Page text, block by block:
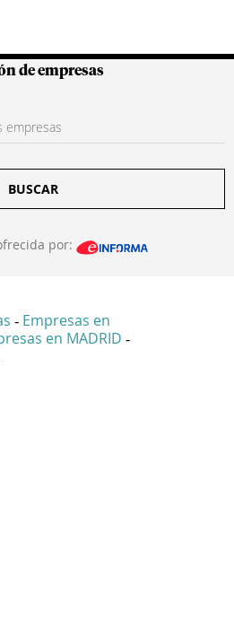
Colombianas
de empresas
BUSCAR
por:
- Empresas en
en MADRID -